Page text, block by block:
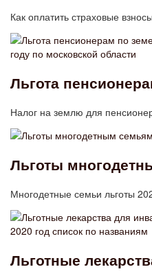
Как оплатить страховые
Льгота
Налог на землю для
Льготы
Многодетные семьи льготы
Льготные